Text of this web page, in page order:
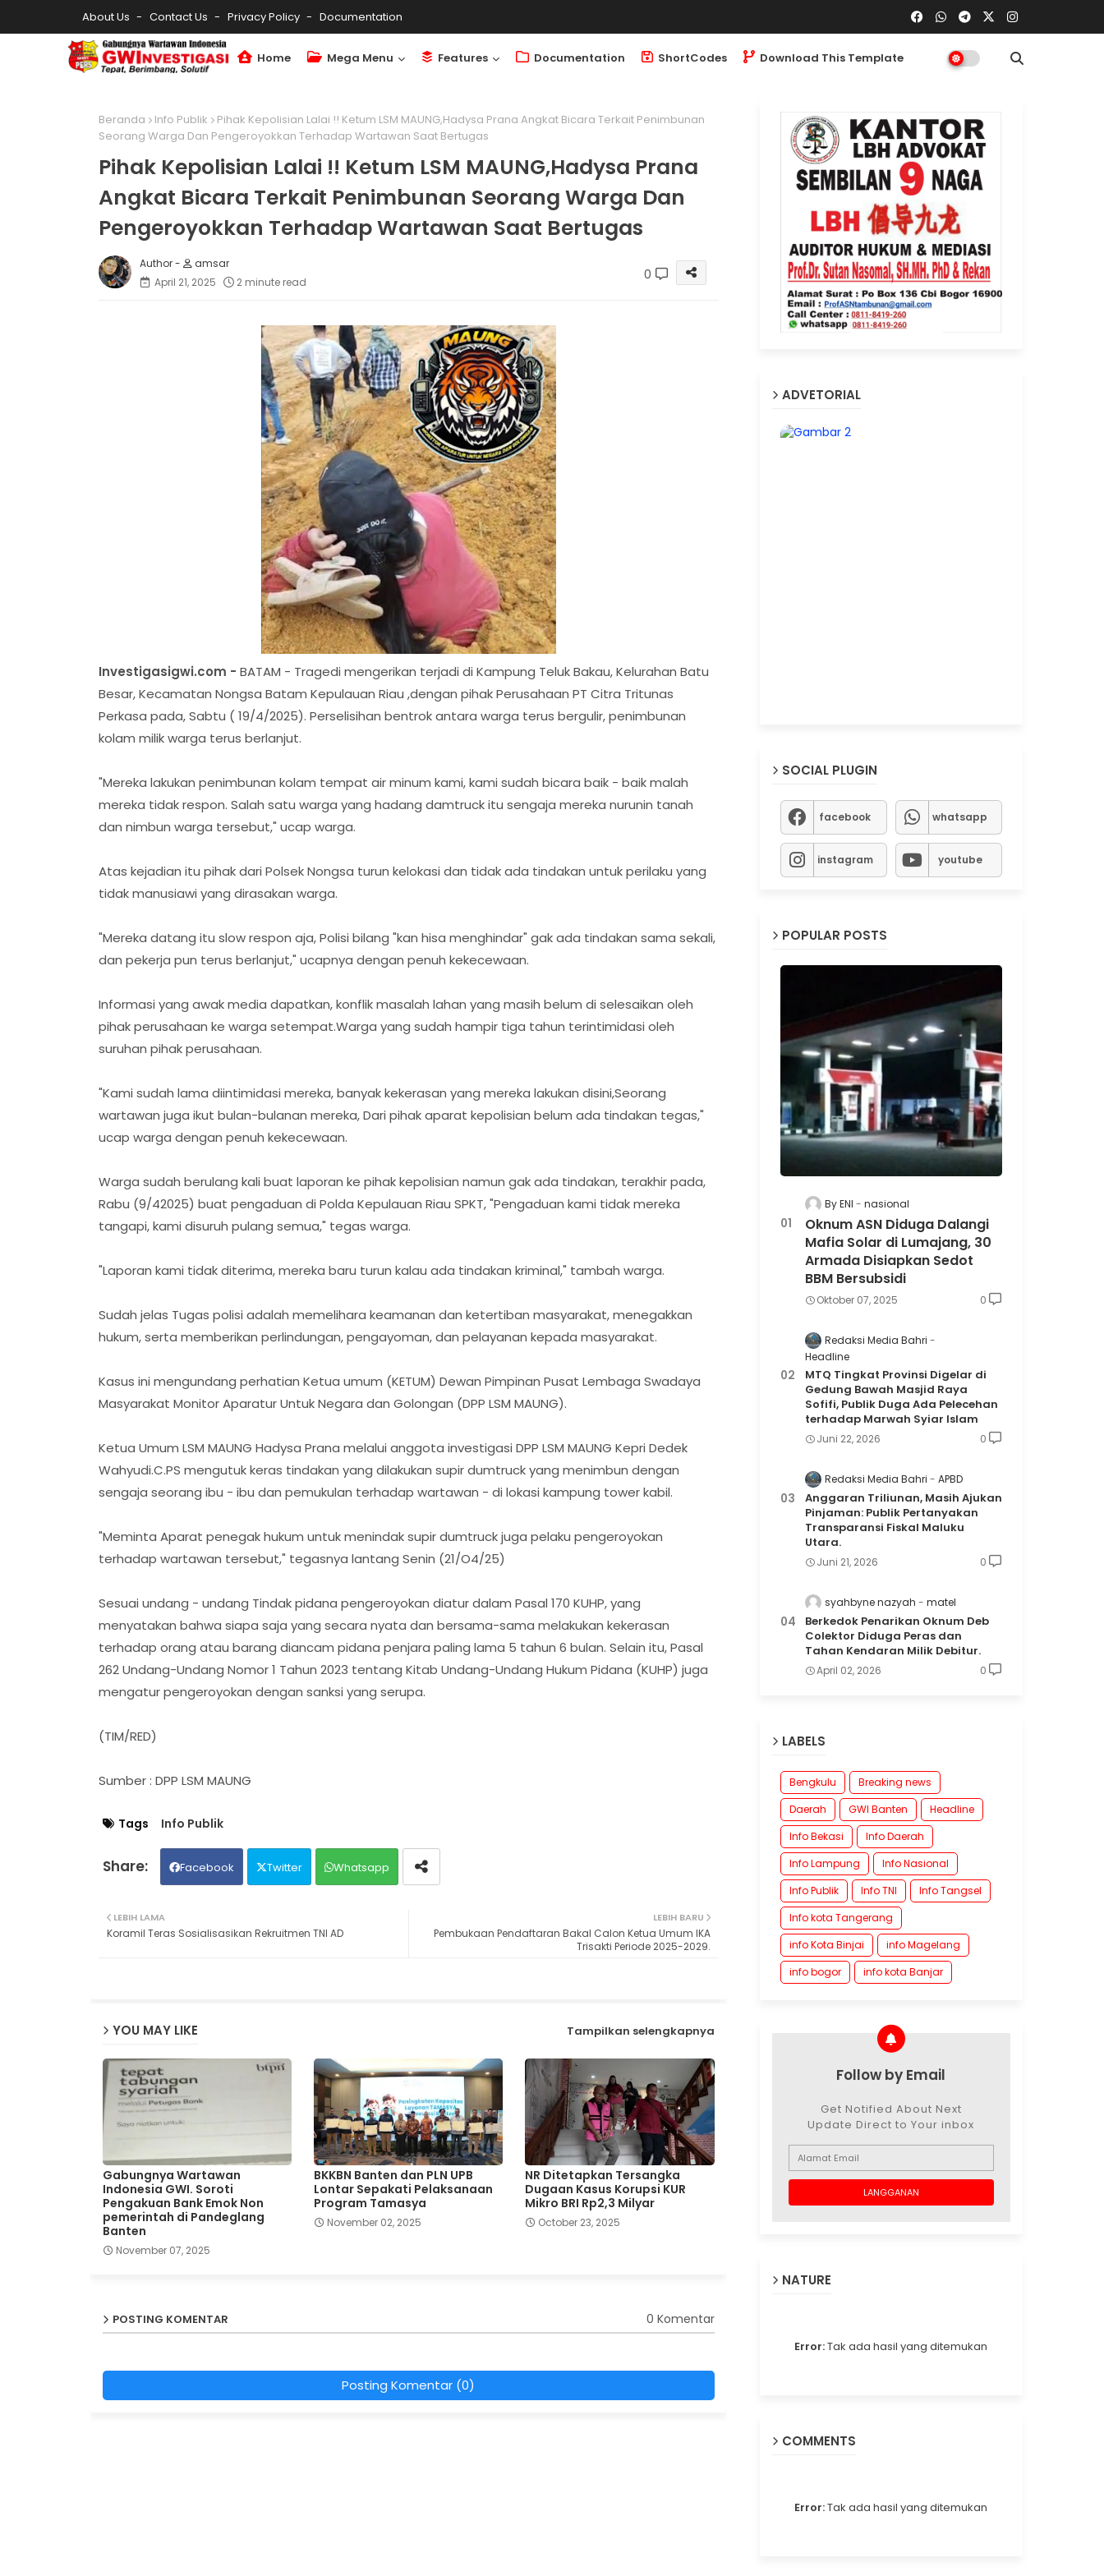
About Us Contact Us Privacy Policy Documentation
Home Mega Menu Features Documentation ShortCodes Download This Template
Beranda Info Publik
Pihak Kepolisian Lalai !! Ketum LSM MAUNG,Hadysa Prana Angkat Bicara Terkait Penimbunan
Seorang Warga Dan Pengeroyokkan Terhadap Wartawan Saat Bertugas
Pihak Kepolisian Lalai !! Ketum LSM MAUNG,Hadysa Prana
Angkat Bicara Terkait Penimbunan Seorang Warga Dan
Pengeroyokkan Terhadap Wartawan Saat Bertugas
amsar
April 21, 2025
2 minute read 0
Investigasigwi.com - BATAM - Tragedi mengerikan terjadi di Kampung Teluk Bakau, Kelurahan Batu
Besar, Kecamatan Nongsa Batam Kepulauan Riau ,dengan pihak Perusahaan PT Citra Tritunas
Perkasa pada, Sabtu ( 19/4/2025). Perselisihan bentrok antara warga terus bergulir, penimbunan
kolam milik warga terus berlanjut.
"Mereka lakukan penimbunan kolam tempat air minum kami, kami sudah bicara baik - baik malah
mereka tidak respon. Salah satu warga yang hadang damtruck itu sengaja mereka nurunin tanah
dan nimbun warga tersebut," ucap warga.
Atas kejadian itu pihak dari Polsek Nongsa turun kelokasi dan tidak ada tindakan untuk perilaku yang
tidak manusiawi yang dirasakan warga.
"Mereka datang itu slow respon aja, Polisi bilang "kan hisa menghindar" gak ada tindakan sama sekali,
dan pekerja pun terus berlanjut," ucapnya dengan penuh kekecewaan.
Informasi yang awak media dapatkan, konflik masalah lahan yang masih belum di selesaikan oleh
pihak perusahaan ke warga setempat.Warga yang sudah hampir tiga tahun terintimidasi oleh
suruhan pihak perusahaan.
"Kami sudah lama diintimidasi mereka, banyak kekerasan yang mereka lakukan disini,Seorang
wartawan juga ikut bulan-bulanan mereka, Dari pihak aparat kepolisian belum ada tindakan tegas,"
ucap warga dengan penuh kekecewaan.
Warga sudah berulang kali buat laporan ke pihak kepolisian namun gak ada tindakan, terakhir pada,
Rabu (9/42025) buat pengaduan di Polda Kepulauan Riau SPKT, "Pengaduan kami tidak mereka
tangapi, kami disuruh pulang semua," tegas warga.
"Laporan kami tidak diterima, mereka baru turun kalau ada tindakan kriminal," tambah warga.
Sudah jelas Tugas polisi adalah memelihara keamanan dan ketertiban masyarakat, menegakkan
hukum, serta memberikan perlindungan, pengayoman, dan pelayanan kepada masyarakat.
Kasus ini mengundang perhatian Ketua umum (KETUM) Dewan Pimpinan Pusat Lembaga Swadaya
Masyarakat Monitor Aparatur Untuk Negara dan Golongan (DPP LSM MAUNG).
Ketua Umum LSM MAUNG Hadysa Prana melalui anggota investigasi DPP LSM MAUNG Kepri Dedek
Wahyudi.C.PS mengutuk keras tindakan yang dilakukan supir dumtruck yang menimbun dengan
sengaja seorang ibu - ibu dan pemukulan terhadap wartawan - di lokasi kampung tower kabil.
"Meminta Aparat penegak hukum untuk menindak supir dumtruck juga pelaku pengeroyokan
terhadap wartawan tersebut," tegasnya lantang Senin (21/O4/25)
Sesuai undang - undang Tindak pidana pengeroyokan diatur dalam Pasal 170 KUHP, yang
menyatakan bahwa siapa saja yang secara nyata dan bersama-sama melakukan kekerasan
terhadap orang atau barang diancam pidana penjara paling lama 5 tahun 6 bulan. Selain itu, Pasal
262 Undang-Undang Nomor 1 Tahun 2023 tentang Kitab Undang-Undang Hukum Pidana (KUHP) juga
mengatur pengeroyokan dengan sanksi yang serupa.
(TIM/RED)
Sumber : DPP LSM MAUNG
Tags Info Publik
Facebook Twitter Whatsapp
LEBIH BARU
Pembukaan Pendaftaran Bakal Calon Ketua Umum IKA
Trisakti Periode 2025-2029.
LEBIH LAMA
Koramil Teras Sosialisasikan Rekruitmen TNI AD
YOU MAY LIKE Tampilkan selengkapnya
Gabungnya Wartawan
Indonesia GWI. Soroti
Pengakuan Bank Emok Non
pemerintah di Pandeglang
Banten
November 07, 2025
BKKBN Banten dan PLN UPB
Lontar Sepakati Pelaksanaan
Program Tamasya
November 02, 2025
NR Ditetapkan Tersangka
Dugaan Kasus Korupsi KUR
Mikro BRI Rp2,3 Milyar
October 23, 2025
POSTING KOMENTAR 0 Komentar
Posting Komentar (0)
ADVETORIAL
SOCIAL PLUGIN
facebook whatsapp
instagram youtube
POPULAR POSTS
By ENI nasional
Oknum ASN Diduga Dalangi
Mafia Solar di Lumajang, 30
Armada Disiapkan Sedot
BBM Bersubsidi
Oktober 07, 2025 0
Redaksi Media Bahri
Headline
MTQ Tingkat Provinsi Digelar di
Gedung Bawah Masjid Raya
Sofifi, Publik Duga Ada Pelecehan
terhadap Marwah Syiar Islam
Juni 22, 2026 0
Redaksi Media Bahri APBD
Anggaran Triliunan, Masih Ajukan
Pinjaman: Publik Pertanyakan
Transparansi Fiskal Maluku
Utara.
Juni 21, 2026 0
syahbyne nazyah matel
Berkedok Penarikan Oknum Deb
Colektor Diduga Peras dan
Tahan Kendaran Milik Debitur.
April 02, 2026 0
LABELS
Bengkulu
Breaking news
Daerah
GWI Banten
Headline
Info Bekasi
Info Daerah
Info Lampung
Info Nasional
Info Publik
Info TNI
Info Tangsel
Info kota Tangerang
info Kota Binjai
info Magelang
info bogor
info kota Banjar
Follow by Email
Get Notified About Next
Update Direct to Your inbox
NATURE
Error:Tak ada hasil yang ditemukan
COMMENTS
Error:Tak ada hasil yang ditemukan